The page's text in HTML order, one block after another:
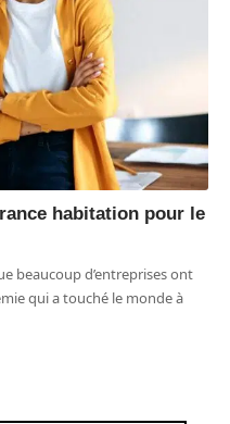
habitation pour le
beaucoup d’entreprises ont
qui a touché le monde à